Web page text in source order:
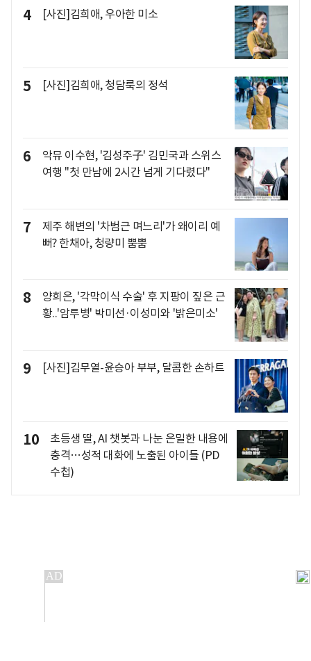
4 [사진]김희애, 우아한 미소
5 [사진]김희애, 청담룩의 정석
6
악뮤 이수현, '김성주子' 김민국과 스위스
여행 "첫 만남에 2시간 넘게 기다렸다"
7
제주 해변의 '차범근 며느리'가 왜이리 예
뻐? 한채아, 청량미 뿜뿜
8
양희은, '각막이식 수술' 후 지팡이 짚은 근
황..'암투병' 박미선·이성미와 '밝은미소'
9 [사진]김무열-윤승아 부부, 달콤한 손하트
10
초등생 딸, AI 챗봇과 나눈 은밀한 내용에
충격…성적 대화에 노출된 아이들 (PD
수첩)